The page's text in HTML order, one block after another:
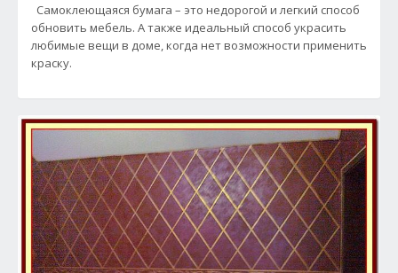
Самоклеющаяся бумага – это недорогой и легкий способ
обновить мебель. А также идеальный способ украсить
любимые вещи в доме, когда нет возможности применить
краску.